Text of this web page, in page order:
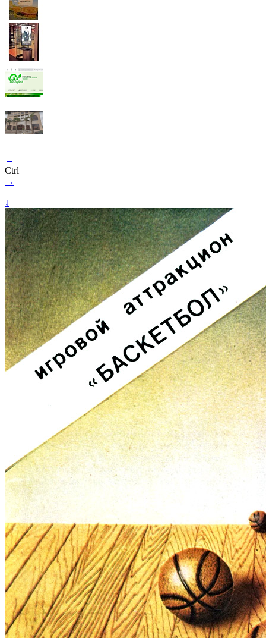
←
Ctrl
→
↓